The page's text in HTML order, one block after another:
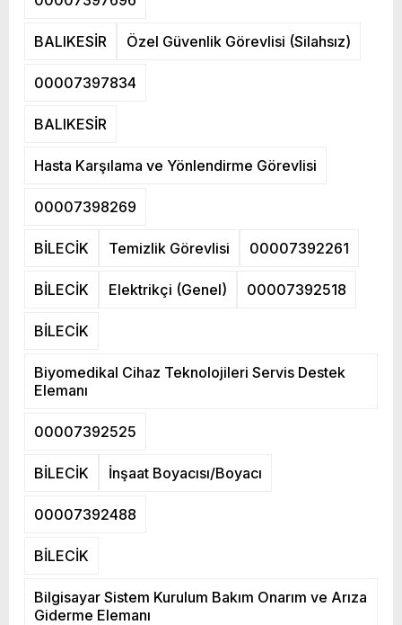
BALIKESİR Özel Güvenlik Görevlisi (Silahsız)
00007397834
BALIKESİR
Hasta Karşılama ve Yönlendirme Görevlisi
00007398269
BİLECİK Temizlik Görevlisi 00007392261
BİLECİK Elektrikçi (Genel) 00007392518
BİLECİK
Biyomedikal Cihaz Teknolojileri Servis Destek
Elemanı
00007392525
BİLECİK İnşaat Boyacısı/Boyacı
00007392488
BİLECİK
Bilgisayar Sistem Kurulum Bakım Onarım ve Arıza
Giderme Elemanı